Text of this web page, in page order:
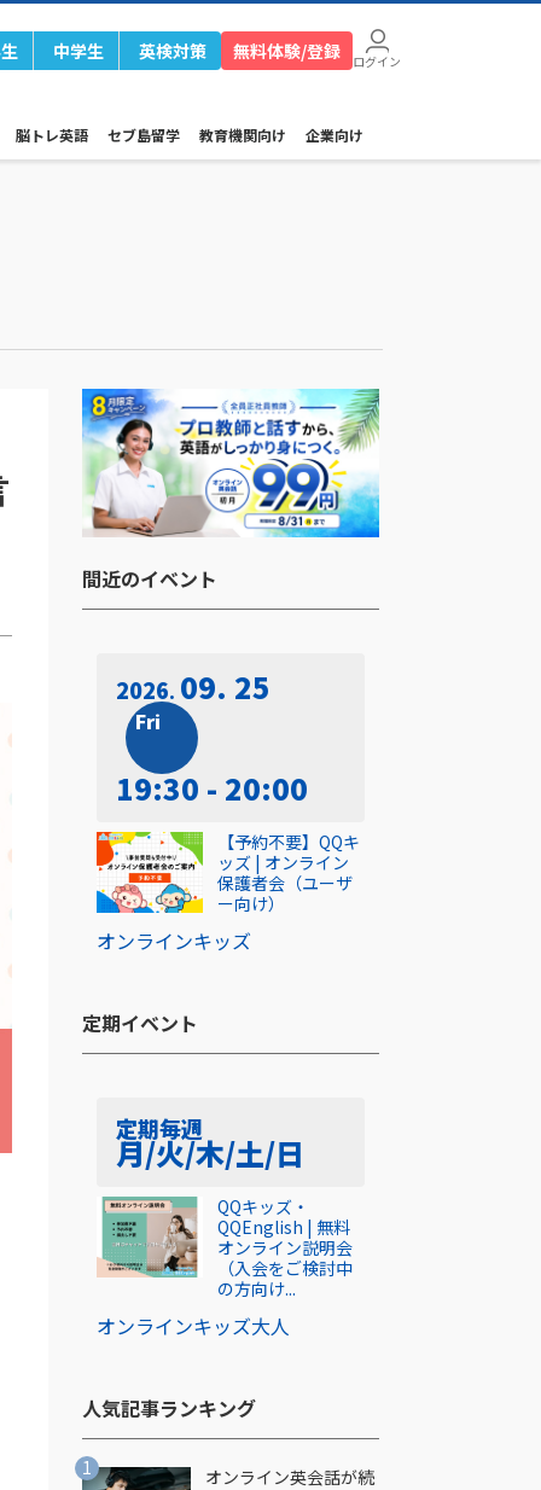
中学生 英検対策 無料体験/登録 ログイン
脳トレ英語 セブ島留学 教育機関向け 企業向け
間近のイベント​
2026 09. 25
Fri
19:30 - 20:00
オンラインキッズ
【予約不要】QQキ
ッズ | オンライン
保護者会（ユーザ
ー向け）
定期イベント​
定期毎週
月/火/木/土/日
オンラインキッズ大人
QQキッズ・
QQEnglish | 無料
オンライン説明会
（入会をご検討中
の方向け...
人気記事ランキング​
オンライン英会話が続